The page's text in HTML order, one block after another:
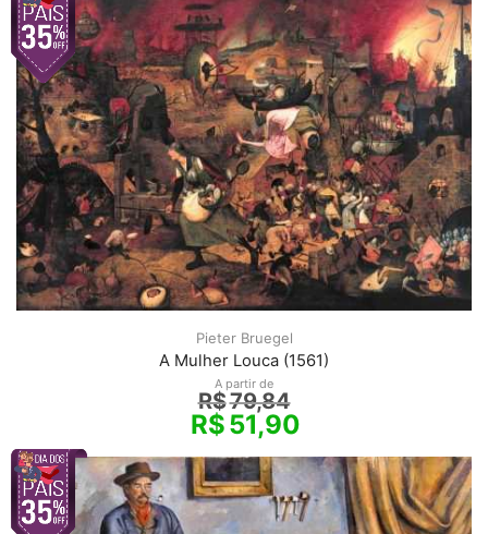
Pieter Bruegel
A Mulher Louca (1561)
A partir de
R$79,84
R$51,90